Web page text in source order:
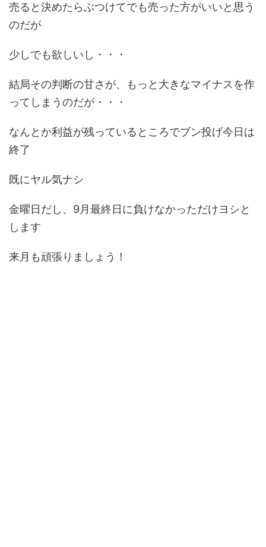
売ると決めたらぶつけてでも売った方がいいと思う
のだが
少しでも欲しいし・・・
結局その判断の甘さが、もっと大きなマイナスを作
ってしまうのだが・・・
なんとか利益が残っているところでブン投げ今日は
終了
既にヤル気ナシ
金曜日だし、9月最終日に負けなかっただけヨシと
します
来月も頑張りましょう！